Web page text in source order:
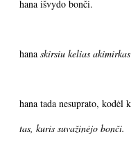
hana išvydo bonči.
hana skirsiu kelias
hana tada nesuprato, kodėl
tas, kuris suvažinėjo bonči.